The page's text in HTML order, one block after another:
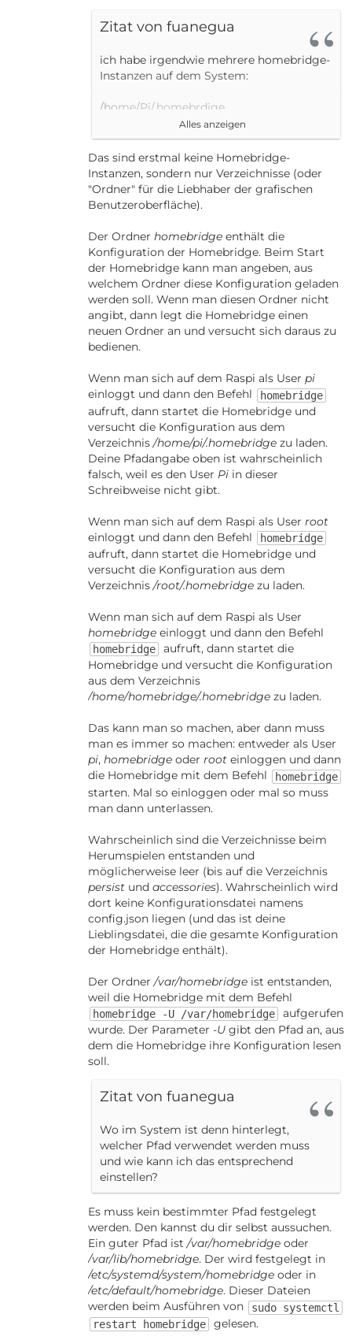
Zitat von fuanegua
ich habe irgendwie mehrere homebridge-
Instanzen auf dem System:
/home/Pi/.homebrdige
/home/homebridge/.homebrdige
/root/.homebridge
/var/homebridge/
Alles anzeigen
Das sind erstmal keine Homebridge-
Instanzen, sondern nur Verzeichnisse (oder
"Ordner" für die Liebhaber der grafischen
Benutzeroberfläche).
Der Ordner homebridge enthält die
Konfiguration der Homebridge. Beim Start
der Homebridge kann man angeben, aus
welchem Ordner diese Konfiguration geladen
werden soll. Wenn man diesen Ordner nicht
angibt, dann legt die Homebridge einen
neuen Ordner an und versucht sich daraus zu
bedienen.
Wenn man sich auf dem Raspi als User pi
einloggt und dann den Befehl
homebridge
aufruft, dann startet die Homebridge und
versucht die Konfiguration aus dem
Verzeichnis/home/pi/.homebridge zu laden.
Deine Pfadangabe oben ist wahrscheinlich
falsch, weil es den User Pi in dieser
Schreibweise nicht gibt.
Wenn man sich auf dem Raspi als User root
einloggt und dann den Befehl
homebridge
aufruft, dann startet die Homebridge und
versucht die Konfiguration aus dem
Verzeichnis/root/.homebridge zu laden.
Wenn man sich auf dem Raspi als User
homebridge einloggt und dann den Befehl
homebridge
aufruft, dann startet die
Homebridge und versucht die Konfiguration
aus dem Verzeichnis
/home/homebridge/.homebridge zu laden.
Das kann man so machen, aber dann muss
man es immer so machen: entweder als User
pi, homebridge oder root einloggen und dann
die Homebridge mit dem Befehl
homebridge
starten. Mal so einloggen oder mal so muss
man dann unterlassen.
Wahrscheinlich sind die Verzeichnisse beim
Herumspielen entstanden und
möglicherweise leer (bis auf die Verzeichnis
persist und accessories). Wahrscheinlich wird
dort keine Konfigurationsdatei namens
config.json liegen (und das ist deine
Lieblingsdatei, die die gesamte Konfiguration
der Homebridge enthält).
Der Ordner/var/homebridge ist entstanden,
weil die Homebridge mit dem Befehl
homebridge -U /var/homebridge
aufgerufen
wurde. Der Parameter -U gibt den Pfad an, aus
dem die Homebridge ihre Konfiguration lesen
soll.
Zitat von fuanegua
Wo im System ist denn hinterlegt,
welcher Pfad verwendet werden muss
und wie kann ich das entsprechend
einstellen?
Es muss kein bestimmter Pfad festgelegt
werden. Den kannst du dir selbst aussuchen.
Ein guter Pfad ist/var/homebridge oder
/var/lib/homebridge. Der wird festgelegt in
/etc/systemd/system/homebridge oder in
/etc/default/homebridge. Dieser Dateien
werden beim Ausführen von
sudo systemctl
restart homebridge
gelesen.